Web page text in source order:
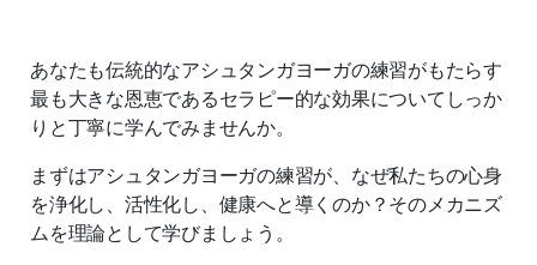
あなたも伝統的なアシュタンガヨーガの練習がもたらす
最も大きな恩恵であるセラピー的な効果についてしっか
りと丁寧に学んでみませんか。
まずはアシュタンガヨーガの練習が、なぜ私たちの心身
を浄化し、活性化し、健康へと導くのか？そのメカニズ
ムを理論として学びましょう。